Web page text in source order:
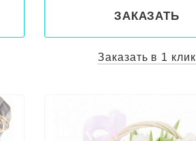
ЗАКАЗАТЬ
Заказать в 1 клик